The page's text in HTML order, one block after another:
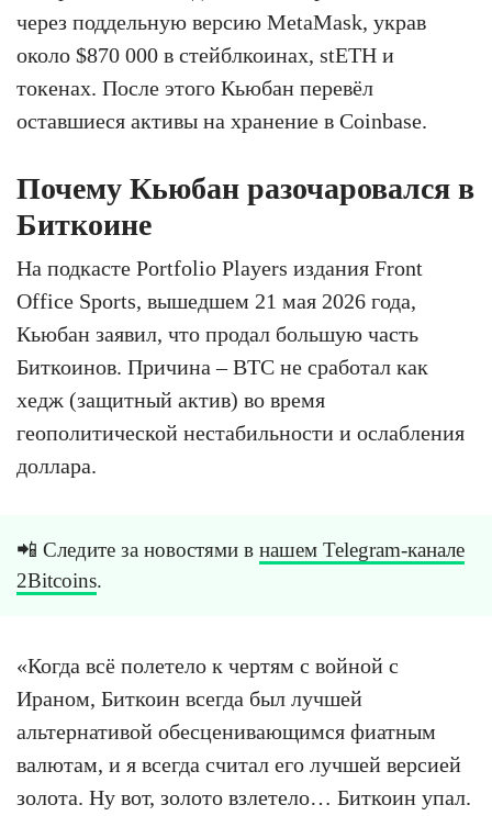
через поддельную версию MetaMask, украв
около $870 000 в стейблкоинах, stETH и
токенах. После этого Кьюбан перевёл
оставшиеся активы на хранение в Coinbase.
Почему Кьюбан разочаровался в
Биткоине
На подкасте Portfolio Players издания Front
Office Sports, вышедшем 21 мая 2026 года,
Кьюбан заявил, что продал большую часть
Биткоинов. Причина – BTC не сработал как
хедж (защитный актив) во время
геополитической нестабильности и ослабления
доллара.
📲 Следите за новостями в нашем Telegram-канале
2Bitcoins.
«Когда всё полетело к чертям с войной с
Ираном, Биткоин всегда был лучшей
альтернативой обесценивающимся фиатным
валютам, и я всегда считал его лучшей версией
золота. Ну вот, золото взлетело… Биткоин упал.